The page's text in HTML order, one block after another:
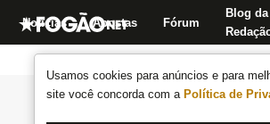
Usamos cookies para anúncios e para
site você concorda com a Política de
Notícias Apostas Fórum
Blog da